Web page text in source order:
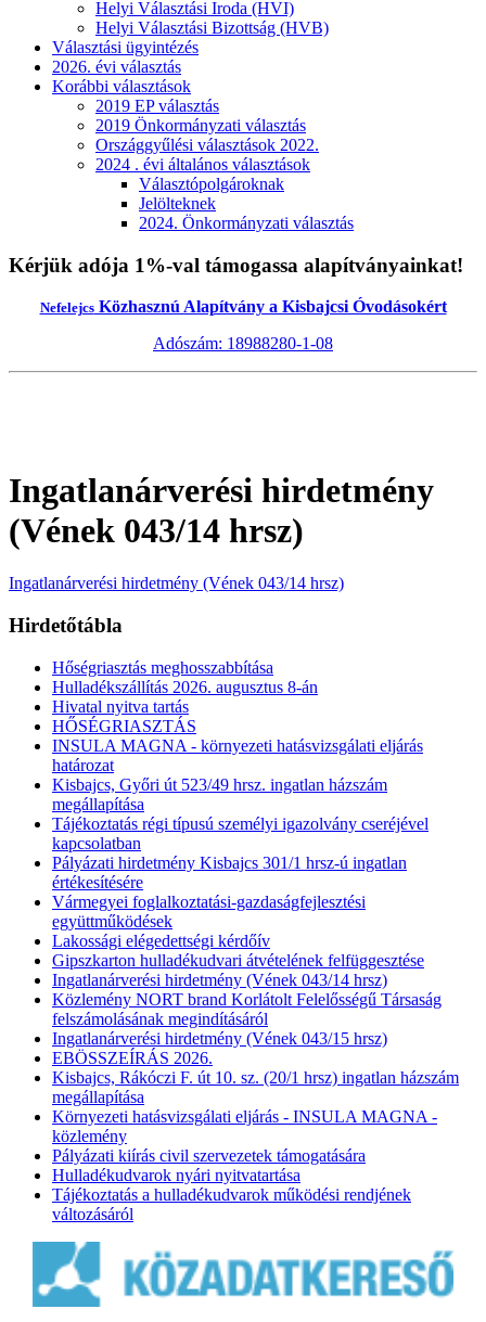
Helyi Választási Iroda (HVI)
Helyi Választási Bizottság (HVB)
Választási ügyintézés
2026. évi választás
Korábbi választások
2019 EP választás
2019 Önkormányzati választás
Országgyűlési választások 2022.
2024 . évi általános választások
Választópolgároknak
Jelölteknek
2024. Önkormányzati választás
Kérjük adója 1%-val támogassa alapítványainkat!
NefelejcsKözhasznú Alapítvány a Kisbajcsi Óvodásokért
Adószám: 18988280-1-08
Ingatlanárverési hirdetmény
(Vének 043/14 hrsz)
Ingatlanárverési hirdetmény (Vének 043/14 hrsz)
Hirdetőtábla
Hőségriasztás meghosszabbítása
Hulladékszállítás 2026. augusztus 8-án
Hivatal nyitva tartás
HŐSÉGRIASZTÁS
INSULA MAGNA - környezeti hatásvizsgálati eljárás
határozat
Kisbajcs, Győri út 523/49 hrsz. ingatlan házszám
megállapítása
Tájékoztatás régi típusú személyi igazolvány cseréjével
kapcsolatban
Pályázati hirdetmény Kisbajcs 301/1 hrsz-ú ingatlan
értékesítésére
Vármegyei foglalkoztatási-gazdaságfejlesztési
együttműködések
Lakossági elégedettségi kérdőív
Gipszkarton hulladékudvari átvételének felfüggesztése
Ingatlanárverési hirdetmény (Vének 043/14 hrsz)
Közlemény NORT brand Korlátolt Felelősségű Társaság
felszámolásának megindításáról
Ingatlanárverési hirdetmény (Vének 043/15 hrsz)
EBÖSSZEÍRÁS 2026.
Kisbajcs, Rákóczi F. út 10. sz. (20/1 hrsz) ingatlan házszám
megállapítása
Környezeti hatásvizsgálati eljárás - INSULA MAGNA -
közlemény
Pályázati kiírás civil szervezetek támogatására
Hulladékudvarok nyári nyitvatartása
Tájékoztatás a hulladékudvarok működési rendjének
változásáról